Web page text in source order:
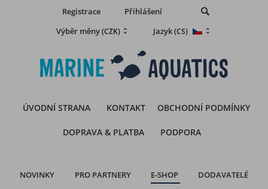
Registrace
Přihlášení
Výběr měny(CZK) Jazyk(CS)
ÚVODNÍ STRANA KONTAKT OBCHODNÍ PODMÍNKY
DOPRAVA & PLATBA PODPORA
NOVINKY PRO PARTNERY E-SHOP DODAVATELÉ